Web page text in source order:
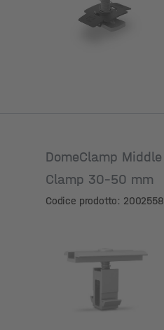
DomeClamp Middle
Clamp 30-50 mm
Codice prodotto: 2002558